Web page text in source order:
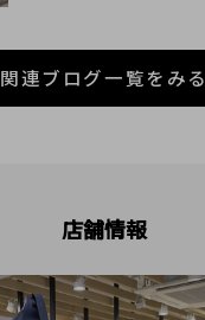
関連ブログ一覧をみる
店舗情報